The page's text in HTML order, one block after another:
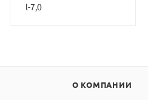
l-7,0
О КОМПАНИИ